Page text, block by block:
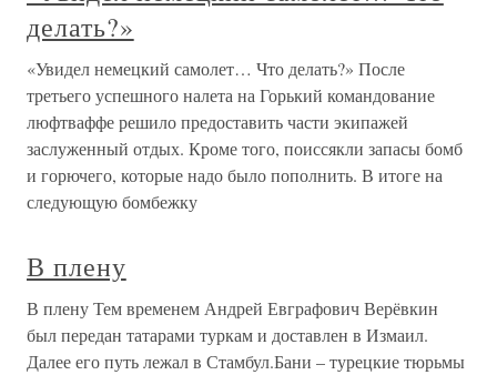
делать?»
«Увидел немецкий самолет… Что делать?» После
третьего успешного налета на Горький командование
люфтваффе решило предоставить части экипажей
заслуженный отдых. Кроме того, поиссякли запасы бомб
и горючего, которые надо было пополнить. В итоге на
следующую бомбежку
В плену
В плену Тем временем Андрей Евграфович Верёвкин
был передан татарами туркам и доставлен в Измаил.
Далее его путь лежал в Стамбул.Бани – турецкие тюрьмы